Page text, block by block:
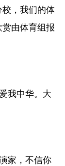
，我们的体
由体育组报
我中华。大
家，不信你